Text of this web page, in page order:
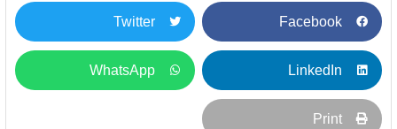
Facebook
Twitter
LinkedIn
WhatsApp
Print